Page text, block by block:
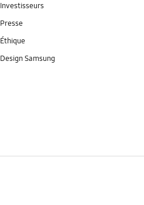
Investisseurs
Presse
Éthique
Design Samsung